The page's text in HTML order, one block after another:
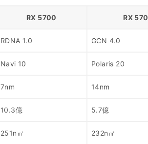
RX 5700 RX 570
RDNA 1.0 GCN 4.0
Navi 10 Polaris 20
7nm 14nm
10.3億 5.7億
251n㎡ 232n㎡